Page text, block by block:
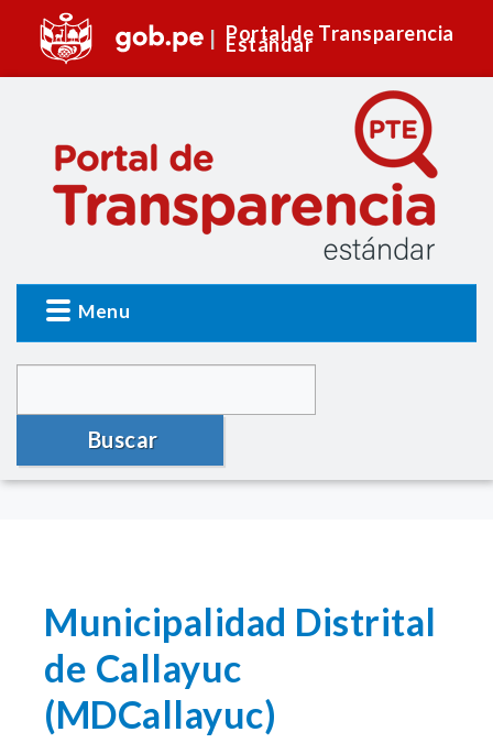
Portal de Transparencia
Estándar
Menu
Buscar
Municipalidad Distrital
de Callayuc
(MDCallayuc)